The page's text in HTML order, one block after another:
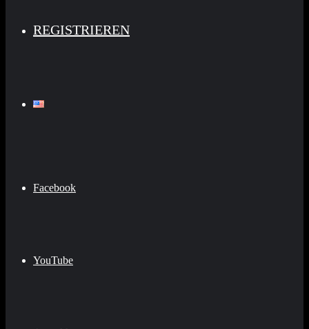
REGISTRIEREN
Facebook
YouTube